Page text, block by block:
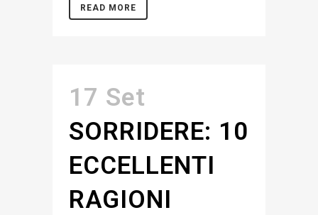
READ MORE
17 Set
SORRIDERE: 10
ECCELLENTI
RAGIONI